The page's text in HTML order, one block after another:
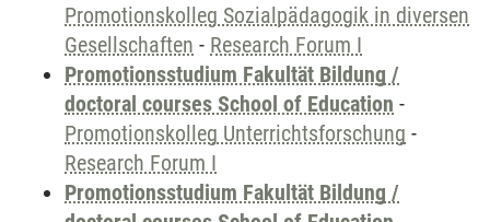
Promotionskolleg Sozialpädagogik in diversen
Gesellschaften - Research Forum I
Promotionsstudium Fakultät Bildung /
doctoral courses School of Education -
Promotionskolleg Unterrichtsforschung -
Research Forum I
Promotionsstudium Fakultät Bildung /